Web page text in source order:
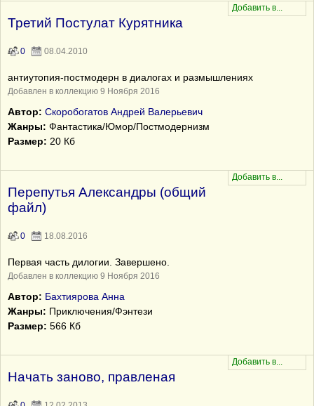
Третий Постулат Курятника
0 08.04.2010
антиутопия-постмодерн в диалогах и размышлениях
Добавлен в коллекцию 9 Ноября 2016
Автор: Скоробогатов Андрей Валерьевич
Жанры: Фантастика/Юмор/Постмодернизм
Размер: 20 Кб
Перепутья Александры (общий
файл)
0 18.08.2016
Первая часть дилогии. Завершено.
Добавлен в коллекцию 9 Ноября 2016
Автор: Бахтиярова Анна
Жанры: Приключения/Фэнтези
Размер: 566 Кб
Начать заново, правленая